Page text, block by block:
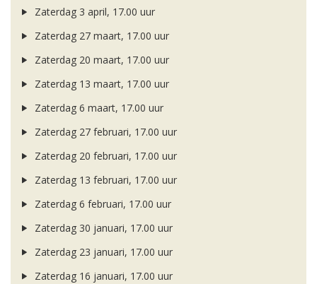
Zaterdag 3 april, 17.00 uur
Zaterdag 27 maart, 17.00 uur
Zaterdag 20 maart, 17.00 uur
Zaterdag 13 maart, 17.00 uur
Zaterdag 6 maart, 17.00 uur
Zaterdag 27 februari, 17.00 uur
Zaterdag 20 februari, 17.00 uur
Zaterdag 13 februari, 17.00 uur
Zaterdag 6 februari, 17.00 uur
Zaterdag 30 januari, 17.00 uur
Zaterdag 23 januari, 17.00 uur
Zaterdag 16 januari, 17.00 uur